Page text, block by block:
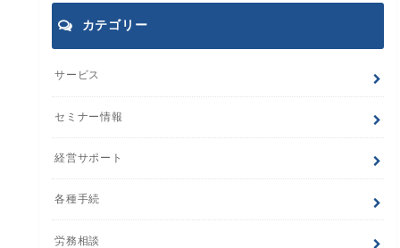
カテゴリー
サービス
セミナー情報
経営サポート
各種手続
労務相談